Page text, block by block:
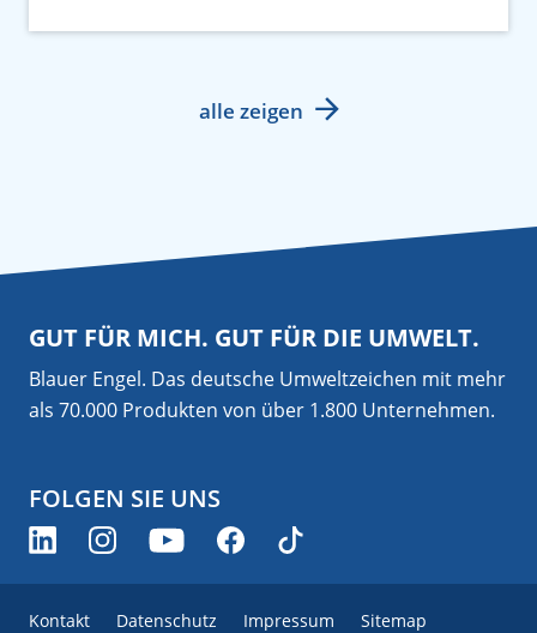
alle zeigen
GUT FÜR MICH. GUT FÜR DIE UMWELT.
Blauer Engel. Das deutsche Umweltzeichen mit mehr
als 70.000 Produkten von über 1.800 Unternehmen.
FOLGEN SIE UNS
Kontakt Datenschutz Impressum Sitemap